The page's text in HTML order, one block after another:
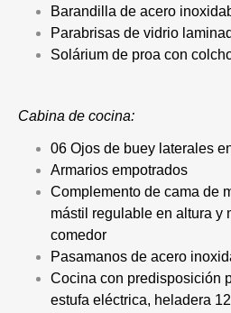
Barandilla de acero
Parabrisas de vidrio
Solárium de proa con
Cabina de cocina:
06 Ojos de buey laterales
Armarios empotrados
Complemento de cama de
mástil regulable en altura y
comedor
Pasamanos de acero
Cocina con predisposición
estufa eléctrica, heladera